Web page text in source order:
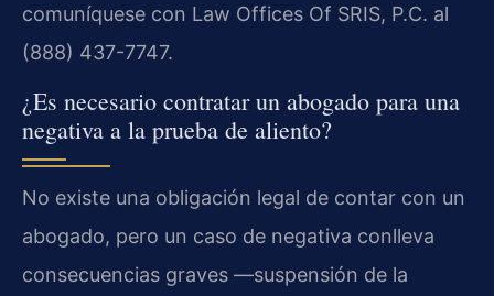
comuníquese con Law Offices Of SRIS, P.C. al
(888) 437-7747.
¿Es necesario contratar un abogado para una
negativa a la prueba de aliento?
No existe una obligación legal de contar con un
abogado, pero un caso de negativa conlleva
consecuencias graves —suspensión de la